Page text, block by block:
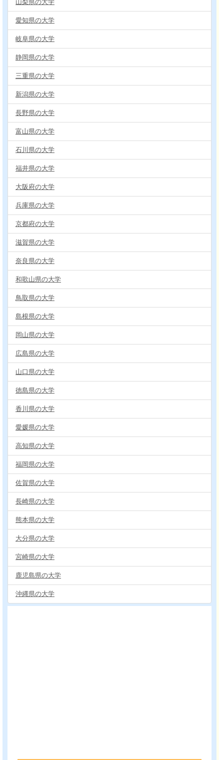
山梨県の大学
愛知県の大学
岐阜県の大学
静岡県の大学
三重県の大学
新潟県の大学
長野県の大学
富山県の大学
石川県の大学
福井県の大学
大阪府の大学
兵庫県の大学
京都府の大学
滋賀県の大学
奈良県の大学
和歌山県の大学
鳥取県の大学
島根県の大学
岡山県の大学
広島県の大学
山口県の大学
徳島県の大学
香川県の大学
愛媛県の大学
高知県の大学
福岡県の大学
佐賀県の大学
長崎県の大学
熊本県の大学
大分県の大学
宮崎県の大学
鹿児島県の大学
沖縄県の大学